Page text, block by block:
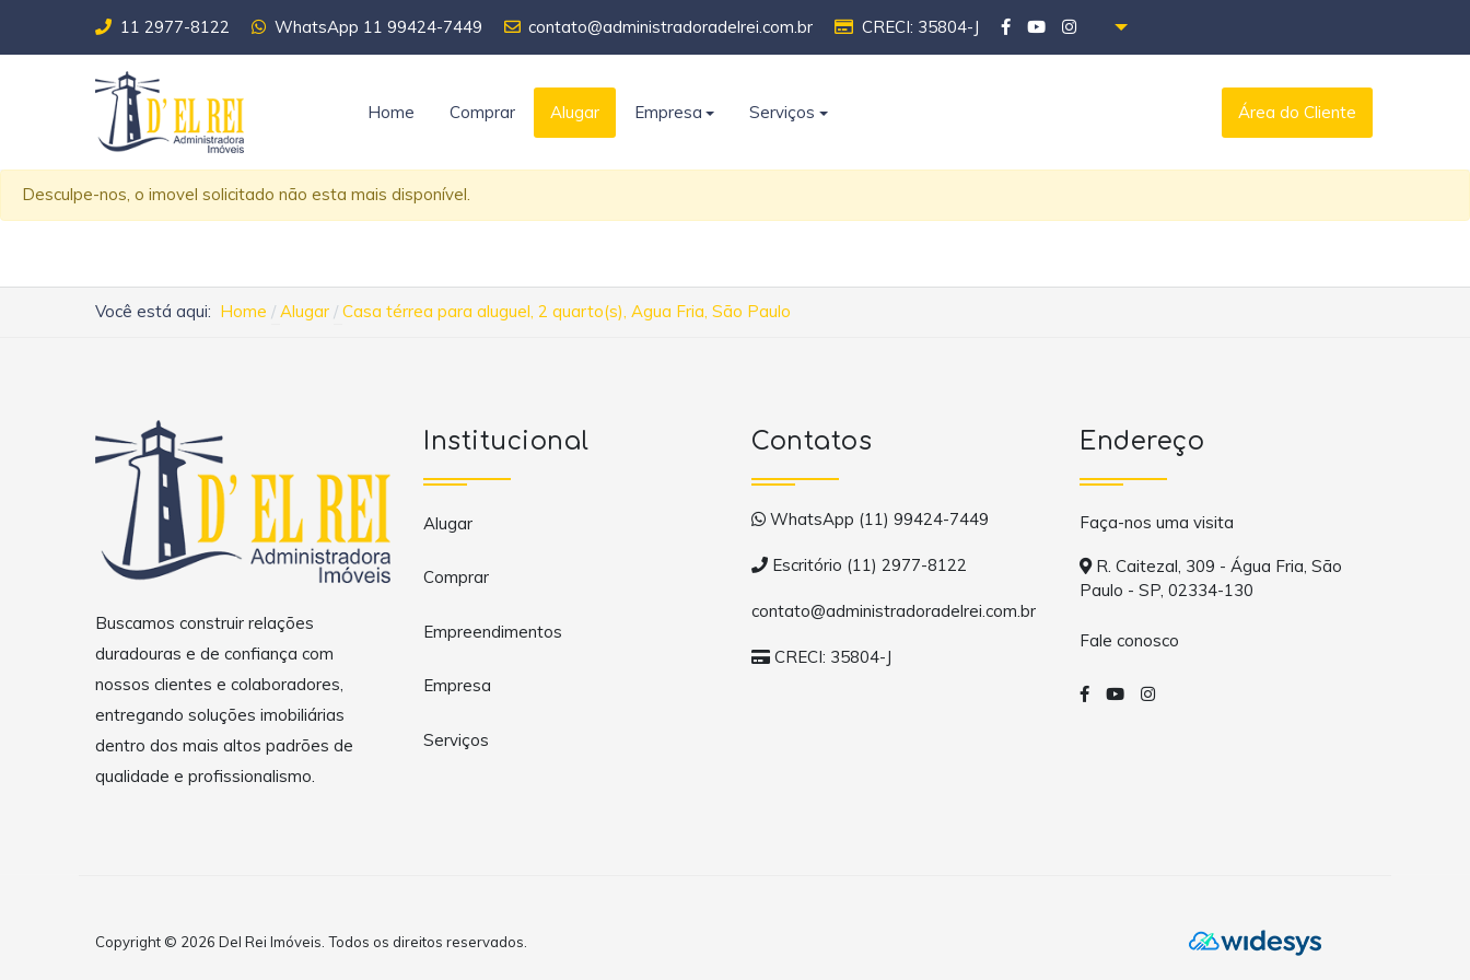
11 2977-8122 WhatsApp 11 99424-7449 contato@administradoradelrei.com.br CRECI: 35804-J
Home Comprar Alugar Empresa Serviços Área do Cliente
Desculpe-nos, o imovel solicitado não esta mais disponível.
Você está aqui: Home Alugar Casa térrea para aluguel, 2 quarto(s), Agua Fria, São Paulo
Buscamos construir relações
duradouras e de confiança com
nossos clientes e colaboradores,
entregando soluções imobiliárias
dentro dos mais altos padrões de
qualidade e profissionalismo.
Institucional
Alugar
Comprar
Empreendimentos
Empresa
Serviços
Contatos
WhatsApp (11) 99424-7449
Escritório (11) 2977-8122
contato@administradoradelrei.com.br
CRECI: 35804-J
Endereço
Faça-nos uma visita
R. Caitezal, 309 - Água Fria, São
Paulo - SP, 02334-130
Fale conosco
Copyright © 2026 Del Rei Imóveis. Todos os direitos reservados.